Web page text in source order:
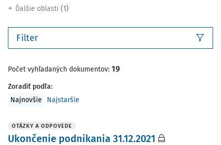
Ďalšie oblasti (1)
Filter
Počet vyhľadaných dokumentov: 19
Zoradiť podľa:
Najnovšie
Najstaršie
OTÁZKY A ODPOVEDE
Ukončenie podnikania 31.12.2021